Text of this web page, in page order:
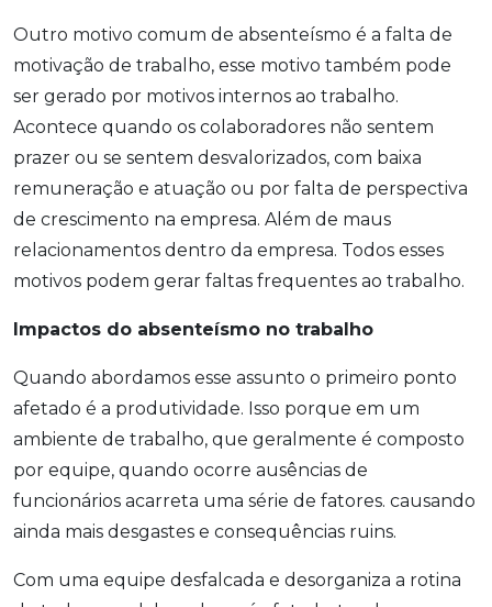
Outro motivo comum de absenteísmo é a falta de
motivação de trabalho, esse motivo também pode
ser gerado por motivos internos ao trabalho.
Acontece quando os colaboradores não sentem
prazer ou se sentem desvalorizados, com baixa
remuneração e atuação ou por falta de perspectiva
de crescimento na empresa. Além de maus
relacionamentos dentro da empresa. Todos esses
motivos podem gerar faltas frequentes ao trabalho.
Impactos do absenteísmo no trabalho
Quando abordamos esse assunto o primeiro ponto
afetado é a produtividade. Isso porque em um
ambiente de trabalho, que geralmente é composto
por equipe, quando ocorre ausências de
funcionários acarreta uma série de fatores. causando
ainda mais desgastes e consequências ruins.
Com uma equipe desfalcada e desorganiza a rotina